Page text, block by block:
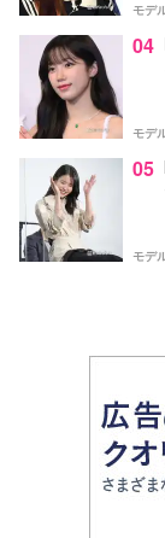
モデ
04
モデ
05
モデ